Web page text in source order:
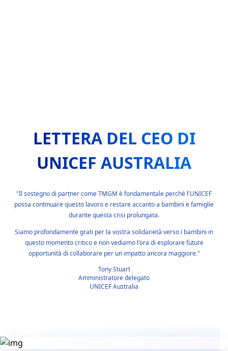
LETTERA DEL CEO DI
UNICEF AUSTRALIA
"Il sostegno di partner come TMGM è fondamentale perché l'UNICEF
possa continuare questo lavoro e restare accanto a bambini e famiglie
durante questa crisi prolungata.
Siamo profondamente grati per la vostra solidarietà verso i bambini in
questo momento critico e non vediamo l'ora di esplorare future
opportunità di collaborare per un impatto ancora maggiore."
Tony Stuart
Amministratore delegato
UNICEF Australia